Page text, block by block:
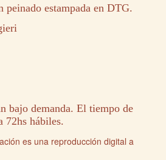
peinado estampada en DTG.
bajo demanda. El tiempo de
72hs hábiles.
es una reproducción digital a